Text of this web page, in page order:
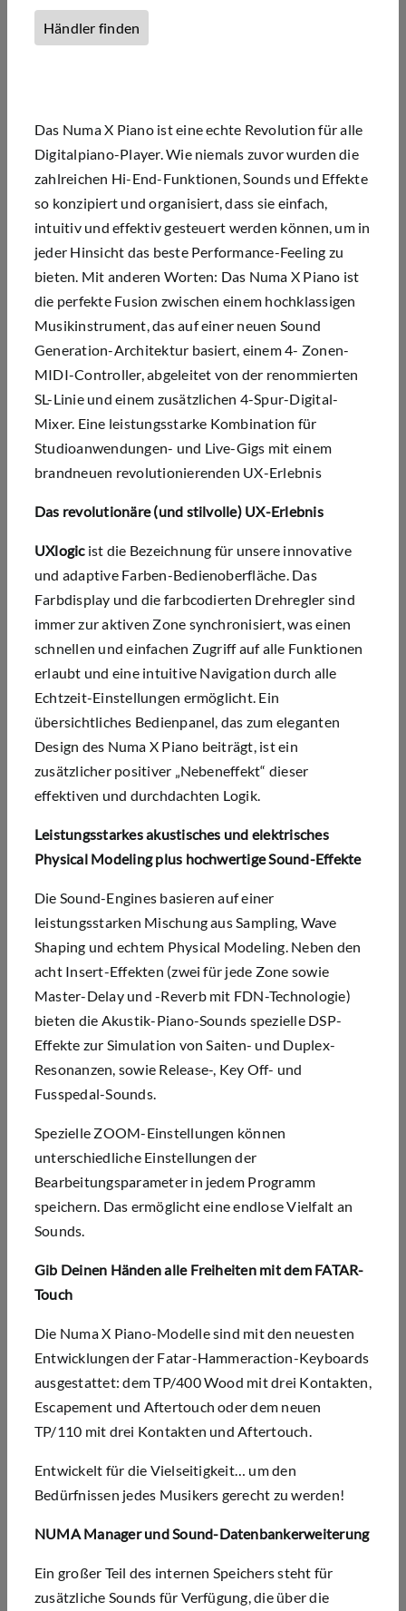
Händler finden
Das Numa X Piano ist eine echte Revolution für alle
Digitalpiano-Player. Wie niemals zuvor wurden die
zahlreichen Hi-End-Funktionen, Sounds und Effekte
so konzipiert und organisiert, dass sie einfach,
intuitiv und effektiv gesteuert werden können, um in
jeder Hinsicht das beste Performance-Feeling zu
bieten. Mit anderen Worten: Das Numa X Piano ist
die perfekte Fusion zwischen einem hochklassigen
Musikinstrument, das auf einer neuen Sound
Generation-Architektur basiert, einem 4- Zonen-
MIDI-Controller, abgeleitet von der renommierten
SL-Linie und einem zusätzlichen 4-Spur-Digital-
Mixer. Eine leistungsstarke Kombination für
Studioanwendungen- und Live-Gigs mit einem
brandneuen revolutionierenden UX-Erlebnis
Das revolutionäre (und stilvolle) UX-Erlebnis
UXlogicist die Bezeichnung für unsere innovative
und adaptive Farben-Bedienoberfläche. Das
Farbdisplay und die farbcodierten Drehregler sind
immer zur aktiven Zone synchronisiert, was einen
schnellen und einfachen Zugriff auf alle Funktionen
erlaubt und eine intuitive Navigation durch alle
Echtzeit-Einstellungen ermöglicht. Ein
übersichtliches Bedienpanel, das zum eleganten
Design des Numa X Piano beiträgt, ist ein
zusätzlicher positiver „Nebeneffekt“ dieser
effektiven und durchdachten Logik.
Leistungsstarkes akustisches und elektrisches
Physical Modeling plus hochwertige Sound-Effekte
Die Sound-Engines basieren auf einer
leistungsstarken Mischung aus Sampling, Wave
Shaping und echtem Physical Modeling. Neben den
acht Insert-Effekten (zwei für jede Zone sowie
Master-Delay und -Reverb mit FDN-Technologie)
bieten die Akustik-Piano-Sounds spezielle DSP-
Effekte zur Simulation von Saiten- und Duplex-
Resonanzen, sowie Release-, Key Off- und
Fusspedal-Sounds.
Spezielle ZOOM-Einstellungen können
unterschiedliche Einstellungen der
Bearbeitungsparameter in jedem Programm
speichern. Das ermöglicht eine endlose Vielfalt an
Sounds.
Gib Deinen Händen alle Freiheiten mit dem FATAR-
Touch
Die Numa X Piano-Modelle sind mit den neuesten
Entwicklungen der Fatar-Hammeraction-Keyboards
ausgestattet: dem TP/400 Wood mit drei Kontakten,
Escapement und Aftertouch oder dem neuen
TP/110 mit drei Kontakten und Aftertouch.
Entwickelt für die Vielseitigkeit… um den
Bedürfnissen jedes Musikers gerecht zu werden!
NUMA Manager und Sound-Datenbankerweiterung
Ein großer Teil des internen Speichers steht für
zusätzliche Sounds für Verfügung, die über die